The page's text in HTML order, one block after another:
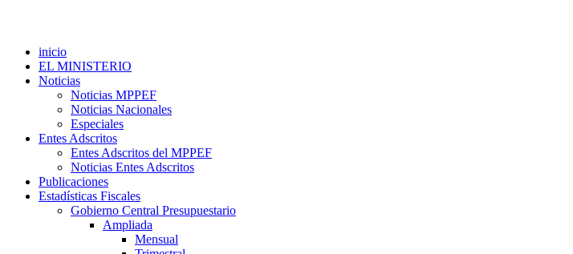
inicio
EL MINISTERIO
Noticias
Noticias MPPEF
Noticias Nacionales
Especiales
Entes Adscritos
Entes Adscritos del MPPEF
Noticias Entes Adscritos
Publicaciones
Estadísticas Fiscales
Gobierno Central Presupuestario
Ampliada
Mensual